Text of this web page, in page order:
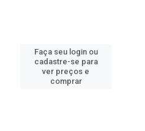
Faça seu login ou
cadastre-se para
ver preços e
comprar